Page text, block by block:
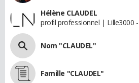
Hélène CLAUDEL
profil professionnel | Lille3000
Nom "CLAUDEL"
Famille "CLAUDEL"